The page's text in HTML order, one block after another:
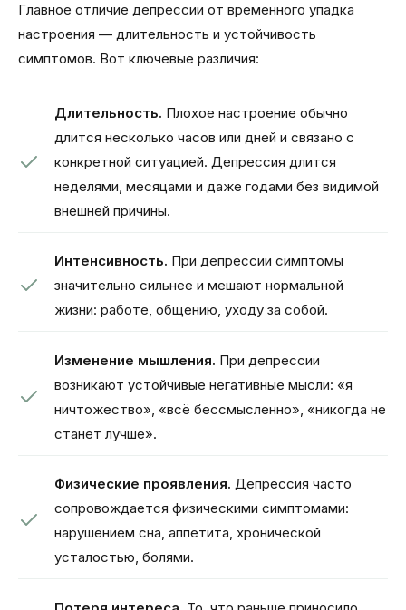
Главное отличие депрессии от временного упадка
настроения — длительность и устойчивость
симптомов. Вот ключевые различия:
Длительность. Плохое настроение обычно
длится несколько часов или дней и связано с
конкретной ситуацией. Депрессия длится
неделями, месяцами и даже годами без видимой
внешней причины.
Интенсивность. При депрессии симптомы
значительно сильнее и мешают нормальной
жизни: работе, общению, уходу за собой.
Изменение мышления. При депрессии
возникают устойчивые негативные мысли: «я
ничтожество», «всё бессмысленно», «никогда не
станет лучше».
Физические проявления. Депрессия часто
сопровождается физическими симптомами:
нарушением сна, аппетита, хронической
усталостью, болями.